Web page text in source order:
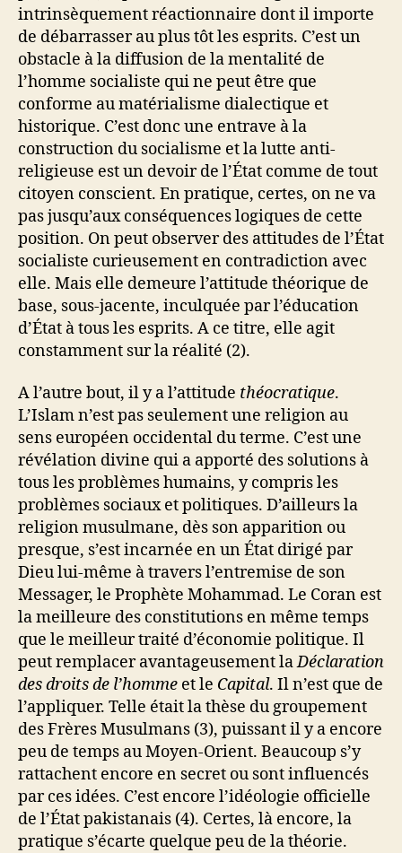
intrinsèquement réactionnaire dont il importe
de débarrasser au plus tôt les esprits. C’est un
obstacle à la diffusion de la mentalité de
l’homme socialiste qui ne peut être que
conforme au matérialisme dialectique et
historique. C’est donc une entrave à la
construction du socialisme et la lutte anti-
religieuse est un devoir de l’État comme de tout
citoyen conscient. En pratique, certes, on ne va
pas jusqu’aux conséquences logiques de cette
position. On peut observer des attitudes de l’État
socialiste curieusement en contradiction avec
elle. Mais elle demeure l’attitude théorique de
base, sous-jacente, inculquée par l’éducation
d’État à tous les esprits. A ce titre, elle agit
constamment sur la réalité (2).
A l’autre bout, il y a l’attitude théocratique.
L’Islam n’est pas seulement une religion au
sens européen occidental du terme. C’est une
révélation divine qui a apporté des solutions à
tous les problèmes humains, y compris les
problèmes sociaux et politiques. D’ailleurs la
religion musulmane, dès son apparition ou
presque, s’est incarnée en un État dirigé par
Dieu lui-même à travers l’entremise de son
Messager, le Prophète Mohammad. Le Coran est
la meilleure des constitutions en même temps
que le meilleur traité d’économie politique. Il
peut remplacer avantageusement laDéclaration
des droits de l’homme et le Capital. Il n’est que de
l’appliquer. Telle était la thèse du groupement
des Frères Musulmans (3), puissant il y a encore
peu de temps au Moyen-Orient. Beaucoup s’y
rattachent encore en secret ou sont influencés
par ces idées. C’est encore l’idéologie officielle
de l’État pakistanais (4). Certes, là encore, la
pratique s’écarte quelque peu de la théorie.